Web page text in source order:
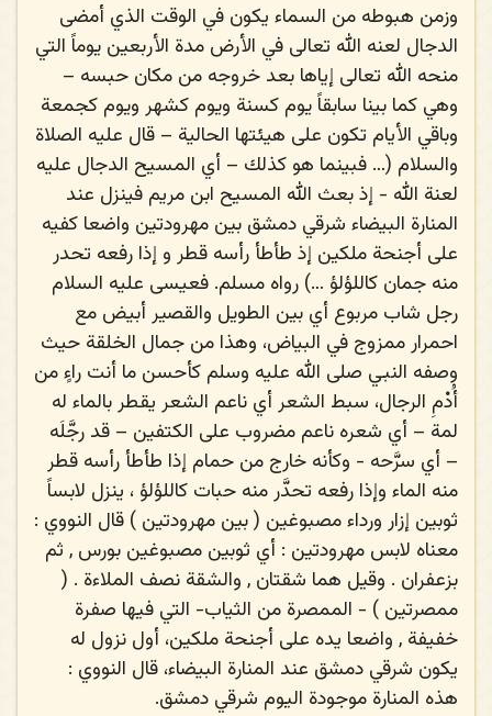
وزمن هبوطه من السماء يكون في الوقت الذي أمضى
الدجال لعنه الله تعالى في الأرض مدة الأربعين يوماً التي
منحه الله تعالى إياها بعد خروجه من مكان حبسه –
وهي كما بينا سابقاً يوم كسنة ويوم كشهر ويوم كجمعة
وباقي الأيام تكون على هيئتها الحالية – قال عليه الصلاة
والسلام (… فبينما هو كذلك – أي المسيح الدجال عليه
لعنة الله - إذ بعث الله المسيح ابن مريم فينزل عند
المنارة البيضاء شرقي دمشق بين مهرودتين واضعا كفيه
على أجنحة ملكين إذ طأطأ رأسه قطر و إذا رفعه تحدر
منه جمان كاللؤلؤ …) رواه مسلم. فعيسى عليه السلام
رجل شاب مربوع أي بين الطويل والقصير أبيض مع
احمرار ممزوج في البياض، وهذا من جمال الخلقة حيث
وصفه النبي صلى الله عليه وسلم كأحسن ما أنت راءٍ من
أُدْمِ الرجال، سبط الشعر أي ناعم الشعر يقطر بالماء له
لمة – أي شعره ناعم مضروب على الكتفين – قد رجَّلَه
– أي سرَّحه - وكأنه خارج من حمام إذا طأطأ رأسه قطر
منه الماء وإذا رفعه تحدَّر منه حبات كاللؤلؤ ، ينزل لابساً
ثوبين إزار ورداء مصبوغين ( بين مهرودتين ) قال النووي :
معناه لابس مهرودتين : أي ثوبين مصبوغين بورس , ثم
بزعفران . وقيل هما شقتان , والشقة نصف الملاءة . (
ممصرتين ) - الممصرة من الثياب- التي فيها صفرة
خفيفة , واضعا يده على أجنحة ملكين، أول نزول له
يكون شرقي دمشق عند المنارة البيضاء، قال النووي :
هذه المنارة موجودة اليوم شرقي دمشق.